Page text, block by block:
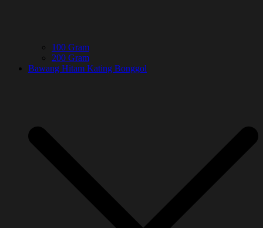
100 Gram
200 Gram
Bawang Hitam Kating Bonggol